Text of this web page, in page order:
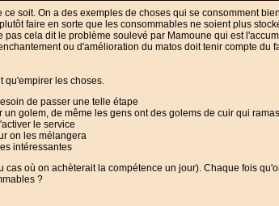
soit. On a des exemples de choses qui se consomment
faire en sorte que les consommables ne soient plus
cela dit le problème soulevé par Mamoune qui est
ou d'amélioration du matos doit tenir compte du
qu'empirer les choses.
de passer une telle étape
golem, de même les gens ont des golems de cuir qui
le service
on les mélangera
intéressantes
où on achèterait la compétence un jour). Chaque fois
?